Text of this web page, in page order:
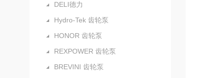
DELI德力
Hydro-Tek 齿轮泵
HONOR 齿轮泵
REXPOWER 齿轮泵
BREVINI 齿轮泵